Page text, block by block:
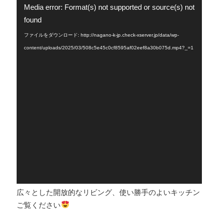
画
Media error: Format(s) not supported or source(s) not
found
ファイルをダウンロード: http://nagano-k-jp.check-xserver.jp/data/wp-
content/uploads/2025/03/508c5e45c0cf8595af02eef8a30b075d.mp4?_=1
広々とした開放的なリビング、使い勝手のよいキッチン
ご覧ください